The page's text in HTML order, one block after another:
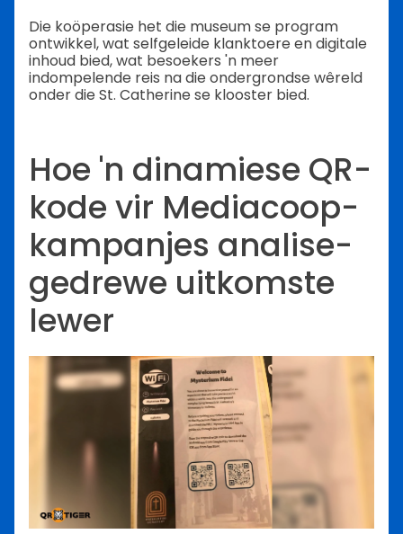
Die koöperasie het die museum se program
ontwikkel, wat selfgeleide klanktoere en digitale
inhoud bied, wat besoekers 'n meer
indompelende reis na die ondergrondse wêreld
onder die St. Catherine se klooster bied.
Hoe 'n dinamiese QR-
kode vir Mediacoop-
kampanjes analise-
gedrewe uitkomste
lewer